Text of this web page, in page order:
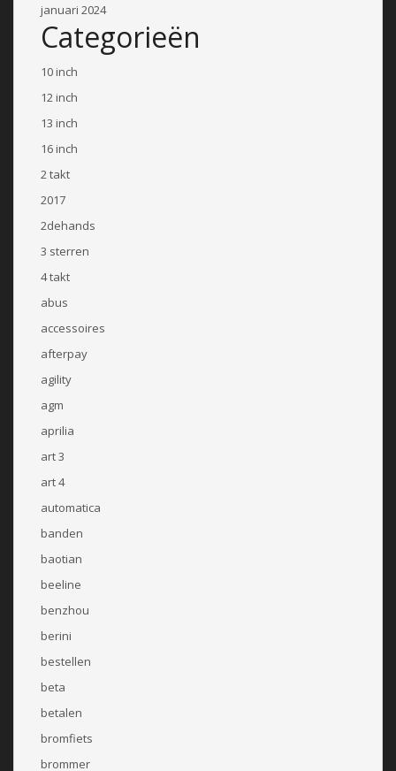
januari 2024
Categorieën
10 inch
12 inch
13 inch
16 inch
2 takt
2017
2dehands
3 sterren
4 takt
abus
accessoires
afterpay
agility
agm
aprilia
art 3
art 4
automatica
banden
baotian
beeline
benzhou
berini
bestellen
beta
betalen
bromfiets
brommer